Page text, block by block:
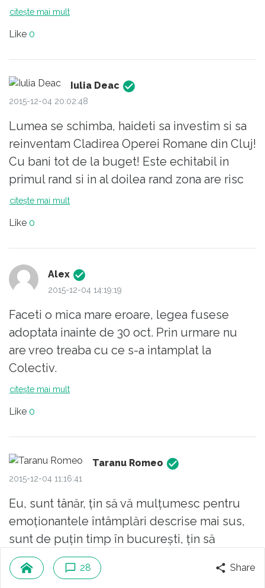
in afara, initiativa privata e cea care face
citește mai mult
Like 0
Iulia Deac
2015-12-04 20:02:48
Lumea se schimba, haideti sa investim si sa
reinventam Cladirea Operei Romane din Cluj!
Cu bani tot de la buget! Este echitabil in
primul rand si in al doilea rand zona are risc
seismic mult mai mic! Este doar un exemplu.
culturali suplimentari ar fi naturali intr-o tara
de dimensiunea Romaniei. Trecutul oricum e
mort. Grav e ca viitorul nu exista. Datorita
citește mai mult
Like 0
Alex
2015-12-04 14:19:19
Faceti o mica mare eroare, legea fusese
adoptata inainte de 30 oct. Prin urmare nu
are vreo treaba cu ce s-a intamplat la
Colectiv.
citește mai mult
Like 0
Taranu Romeo
2015-12-04 11:16:41
Eu, sunt tânăr, țin să vă mulțumesc pentru
emoționantele întâmplări descrise mai sus,
sunt de puțin timp în bucurești, țin să
precizez că din prima secundă când am
pășit aici, m-a cuprins un sentiment special,
citește mai mult
28 Share